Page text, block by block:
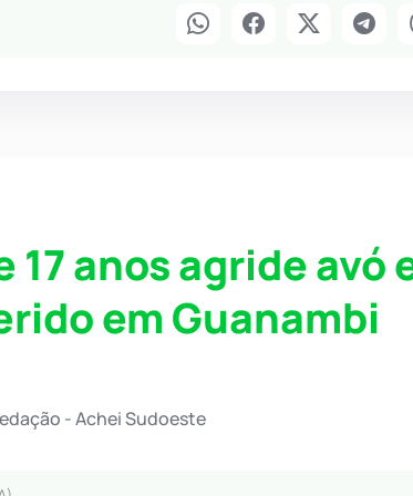
anos agride avó
em Guanambi
- Achei Sudoeste